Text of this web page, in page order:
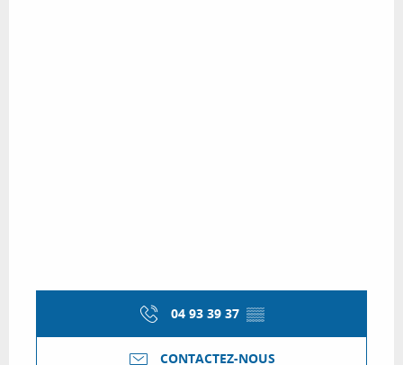
04 93 39 37 ▒▒
CONTACTEZ-NOUS